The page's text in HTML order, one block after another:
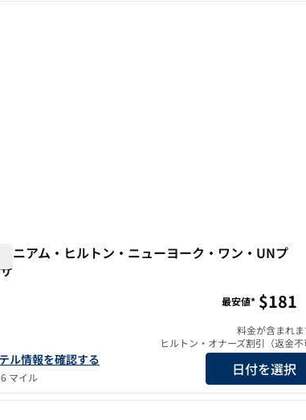
ーストの詳細を表示
レニアム・ヒルトン・ニューヨーク・ワン・UNプ
ニアム・ヒルトン・ニューヨーク・ワン・UNプラザの詳細
ル情報を確認する
マイル
最安値* $181
料金が含まれま
ヒルトン・オナーズ割引（返金不
日付を選択
1